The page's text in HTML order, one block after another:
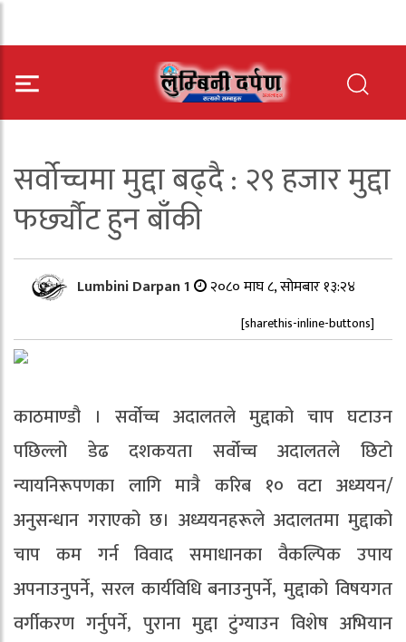
सर्वोच्चमा मुद्दा बढ्दै : २९ हजार मुद्दा
फर्छ्यौट हुन बाँकी
Lumbini Darpan 1 २०८० माघ ८, सोमबार १३:२४
[sharethis-inline-buttons]
काठमाण्डौ । सर्वोच्च अदालतले मुद्दाको चाप घटाउन
पछिल्लो डेढ दशकयता सर्वोच्च अदालतले छिटो
न्यायनिरूपणका लागि मात्रै करिब १० वटा अध्ययन/
अनुसन्धान गराएको छ। अध्ययनहरूले अदालतमा मुद्दाको
चाप कम गर्न विवाद समाधानका वैकल्पिक उपाय
अपनाउनुपर्ने, सरल कार्यविधि बनाउनुपर्ने, मुद्दाको विषयगत
वर्गीकरण गर्नुपर्ने, पुराना मुद्दा टुंग्याउन विशेष अभियान